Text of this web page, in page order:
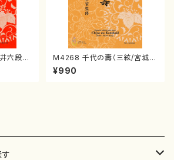
六段
家監修/
M4268 千代の壽（三絃/宮城道
雄著・宮城宗家監修/三絃楽譜）
¥990